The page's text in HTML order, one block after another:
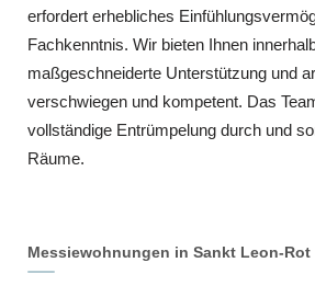
erfordert erhebliches
Fachkenntnis. Wir bieten Ihnen
maßgeschneiderte Unterstützung und
verschwiegen und kompetent. Das
vollständige Entrümpelung durch und
Räume.
Messiewohnungen in Sankt Leon-